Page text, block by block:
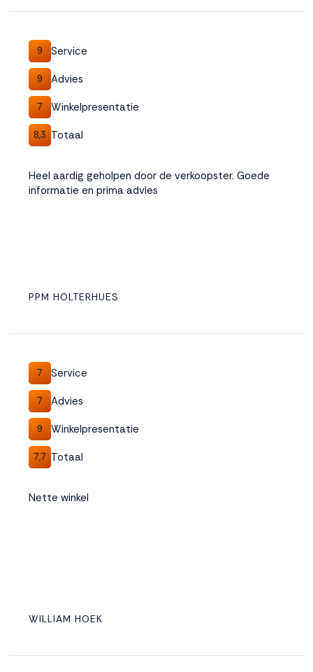
9 Service
9 Advies
7 Winkelpresentatie
8,3 Totaal
Heel aardig geholpen door de verkoopster. Goede
informatie en prima advies
PPM HOLTERHUES
7 Service
7 Advies
9 Winkelpresentatie
7,7 Totaal
Nette winkel
WILLIAM HOEK